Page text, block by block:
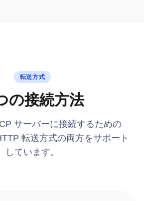
転送方式
の接続方法
サーバーに接続するための
転送方式の両方をサポート
しています。